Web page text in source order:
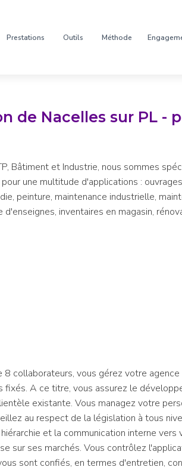
Prestations Outils Méthode
de Nacelles sur PL -
Bâtiment et Industrie, nous sommes
une multitude d'applications :
peinture, maintenance industrielle,
inventaires en magasin,
collaborateurs, vous gérez votre
A ce titre, vous assurez le
existante. Vous managez votre
au respect de la législation à tous
et la communication interne vers
sur ses marchés. Vous contrôlez
sont confiés, en termes d'entretien,